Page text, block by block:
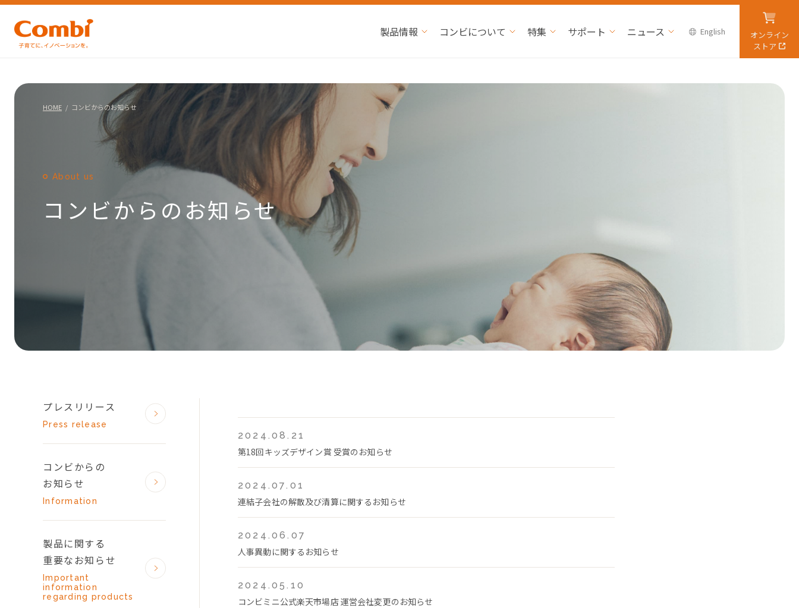
製品情報 コンビについて 特集 サポート ニュース English
オンライン
ストア
HOME コンビからのお知らせ
About us
コンビからのお知らせ
2024.08.21
第18回キッズデザイン賞 受賞のお知らせ
2024.07.01
連結子会社の解散及び清算に関するお知らせ
2024.06.07
人事異動に関するお知らせ
2024.05.10
コンビミニ公式楽天市場店 運営会社変更のお知らせ
プレスリリース
Press release
コンビからの
お知らせ
Information
製品に関する
重要なお知らせ
Important
information
regarding products